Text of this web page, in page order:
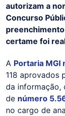
autorizam a
Concurso
certame foi
A Portaria MGI
118 aprovados
da informação,
de número
no cargo de